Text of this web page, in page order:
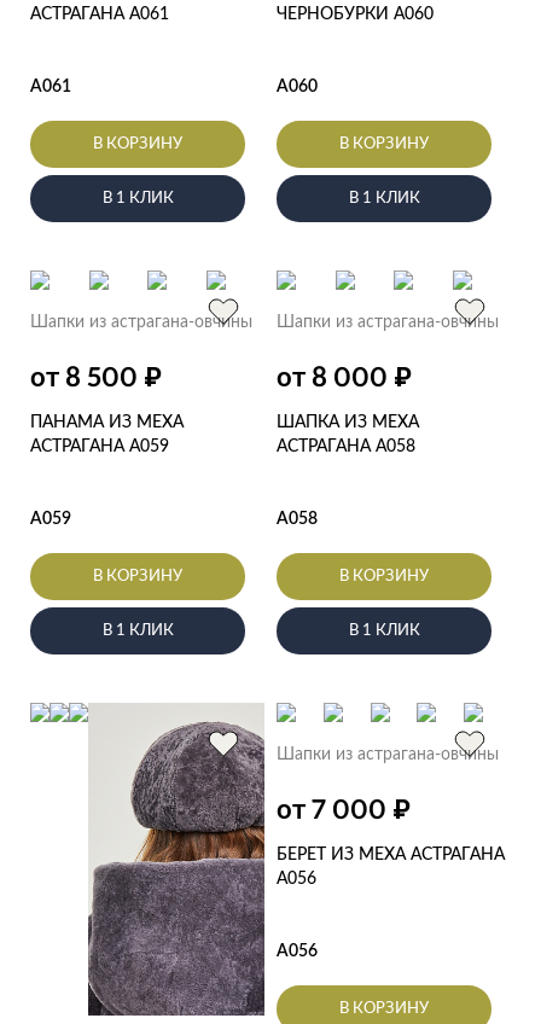
АСТРАГАНА А061
А061
В КОРЗИНУ
В 1 КЛИК
ЧЕРНОБУРКИ А060
А060
В КОРЗИНУ
В 1 КЛИК
Шапки из астрагана-овчины
от 8 500 ₽
ПАНАМА ИЗ МЕХА
АСТРАГАНА А059
А059
В КОРЗИНУ
В 1 КЛИК
Шапки из астрагана-овчины
от 8 000 ₽
ШАПКА ИЗ МЕХА
АСТРАГАНА А058
А058
В КОРЗИНУ
В 1 КЛИК
Шапки из астрагана-овчины
от 7 000 ₽
БЕРЕТ ИЗ МЕХА АСТРАГАНА
А056
А056
В КОРЗИНУ